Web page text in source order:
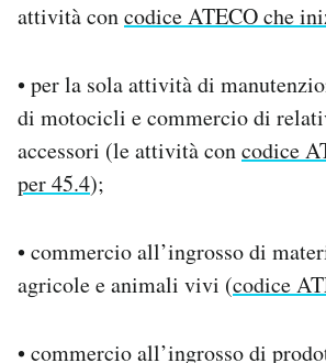
attività concodice ATECO che
• per la sola attività di
di motocicli e commercio di
accessori (le attività concodice
per 45.4);
• commercio all’ingrosso di
agricole e animali vivi (codice
• commercio all’ingrosso di